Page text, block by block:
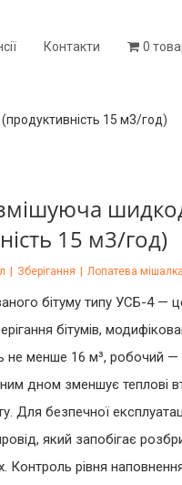
Контакти 0
15 м3/год)
15 м3/год)
Зберігання Лопатева мішалка
бітуму типу УСБ-4 —
бітумів,
не менше 16 м³, робочий
дном зменшує теплові
Для безпечної
який запобігає
Контроль рівня